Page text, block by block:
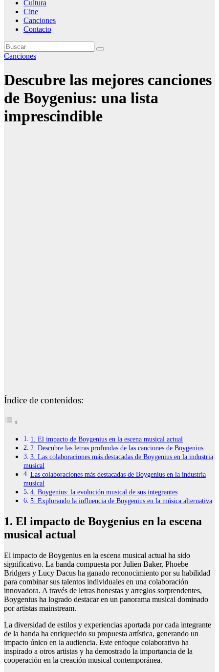
Cultura
Cine
Canciones
Contacto
Canciones
Descubre las mejores canciones
de Boygenius: una lista
imprescindible
Índice de contenidos:
1. El impacto de Boygenius en la escena musical actual
2. Descubre las letras profundas de las canciones de Boygenius
3. Las colaboraciones más destacadas de Boygenius en la industria
musical
Las colaboraciones más destacadas de Boygenius en la industria
musical
4. Boygenius: la evolución musical de sus integrantes
5. Explorando la influencia de Boygenius en la música alternativa
1. El impacto de Boygenius en la escena
musical actual
El impacto de Boygenius en la escena musical actual ha sido
significativo. La banda compuesta por Julien Baker, Phoebe
Bridgers y Lucy Dacus ha ganado reconocimiento por su habilidad
para combinar sus talentos individuales en una colaboración
innovadora. A través de letras honestas y arreglos sorprendentes,
Boygenius ha logrado destacar en un panorama musical dominado
por artistas mainstream.
La diversidad de estilos y experiencias aportada por cada integrante
de la banda ha enriquecido su propuesta artística, generando un
impacto único en la audiencia. Este enfoque colaborativo ha
inspirado a otros artistas y ha demostrado la importancia de la
cooperación en la creación musical contemporánea.